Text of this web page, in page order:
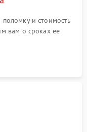
и стоимость
вам о сроках ее